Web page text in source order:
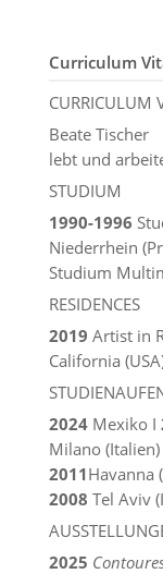
Curriculum
CURRICULUM
Beate Tischer
lebt und
STUDIUM
1990-1996
Niederrhein
Studium
RESIDENCES
2019 Artist in
California
2024 Mexiko I
Milano (Italien)
2011Havanna
2008 Tel Aviv
2025